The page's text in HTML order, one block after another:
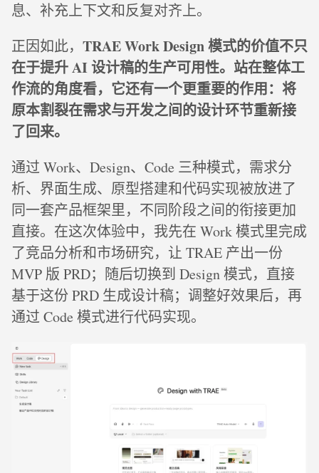
息、补充上下文和反复对齐上。
正因如此， TRAE Work Design 模式的价值不只
在于提升 AI 设计稿的生产可用性。站在整体工
作流的角度看，它还有一个更重要的作用：将
原本割裂在需求与开发之间的设计环节重新接
了回来。
通过 Work、Design、Code 三种模式，需求分
析、界面生成、原型搭建和代码实现被放进了
同一套产品框架里，不同阶段之间的衔接更加
直接。在这次体验中，我先在 Work 模式里完成
了竞品分析和市场研究，让 TRAE 产出一份
MVP 版 PRD；随后切换到 Design 模式，直接
基于这份 PRD 生成设计稿；调整好效果后，再
通过 Code 模式进行代码实现。